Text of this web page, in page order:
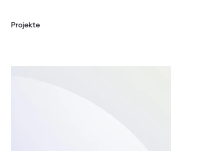
Projekte